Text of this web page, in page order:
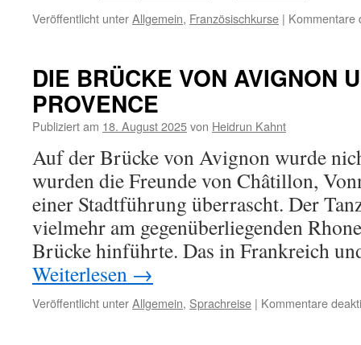
Veröffentlicht unterAllgemein, Französischkurse | Kommentare
DIE BRÜCKE VON AVIGNON
PROVENCE
Publiziert am 18. August 2025von Heidrun Kahnt
Auf der Brücke von Avignon wurde
wurden die Freunde von Châtillon,
einer Stadtführung überrascht. Der
vielmehr am gegenüberliegenden
Brücke hinführte. Das in Frankreich
Weiterlesen →
Veröffentlicht unterAllgemein, Sprachreise | Kommentare